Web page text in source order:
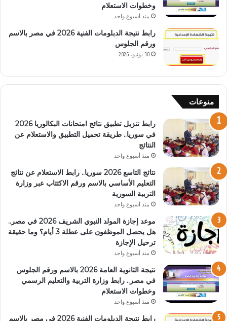
وخطوات الاستعلام
منذ أسبوع واحد
رابط نتيجة الدبلومات الفنية 2026 في مصر بالاسم
ورقم الجلوس
30 يونيو، 2026
منوعات
رابط تنزيل تطبيق نتائج امتحانات البكالوريا 2026
في سوريا.. طريقة تحميل التطبيق والاستعلام عن
النتائج
منذ أسبوع واحد
نتائج التاسع 2026 سوريا.. رابط الاستعلام عن نتائج
التعليم الأساسي بالاسم ورقم الاكتتاب عبر وزارة
التربية السورية
منذ أسبوع واحد
موعد إجازة المولد النبوي الشريف 2026 في مصر..
هل يحصل الموظفون على عطلة 3 أيام؟ وما حقيقة
ترحيل الإجازة
منذ أسبوع واحد
نتيجة الثانوية العامة 2026 بالاسم ورقم الجلوس
في مصر.. رابط وزارة التربية والتعليم الرسمي
وخطوات الاستعلام
منذ أسبوع واحد
رابط نتيجة الدبلومات الفنية 2026 في مصر بالاسم